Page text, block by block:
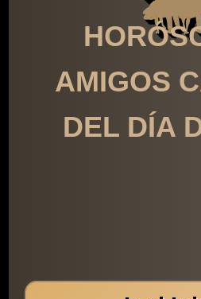
AMIGOS
DEL DÍA